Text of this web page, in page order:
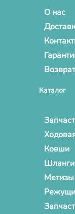
О нас
Каталог
Ковши
Шланги
Метизы